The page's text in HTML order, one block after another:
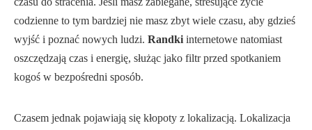
codzienne to tym bardziej nie masz zbyt wiele czasu, aby gdzieś
wyjść i poznać nowych ludzi. Randki internetowe natomiast
oszczędzają czas i energię, służąc jako filtr przed spotkaniem
kogoś w bezpośredni sposób.
Czasem jednak pojawiają się kłopoty z lokalizacją. Lokalizacja